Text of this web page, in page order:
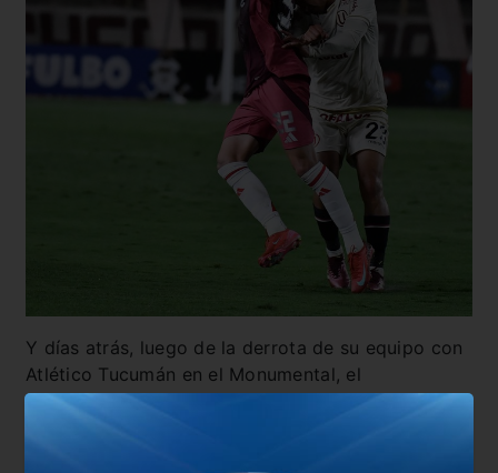
Y días atrás, luego de la derrota de su equipo con
Atlético Tucumán en el Monumental, el
futbolistavolvió a utilizar sus redes y generó una